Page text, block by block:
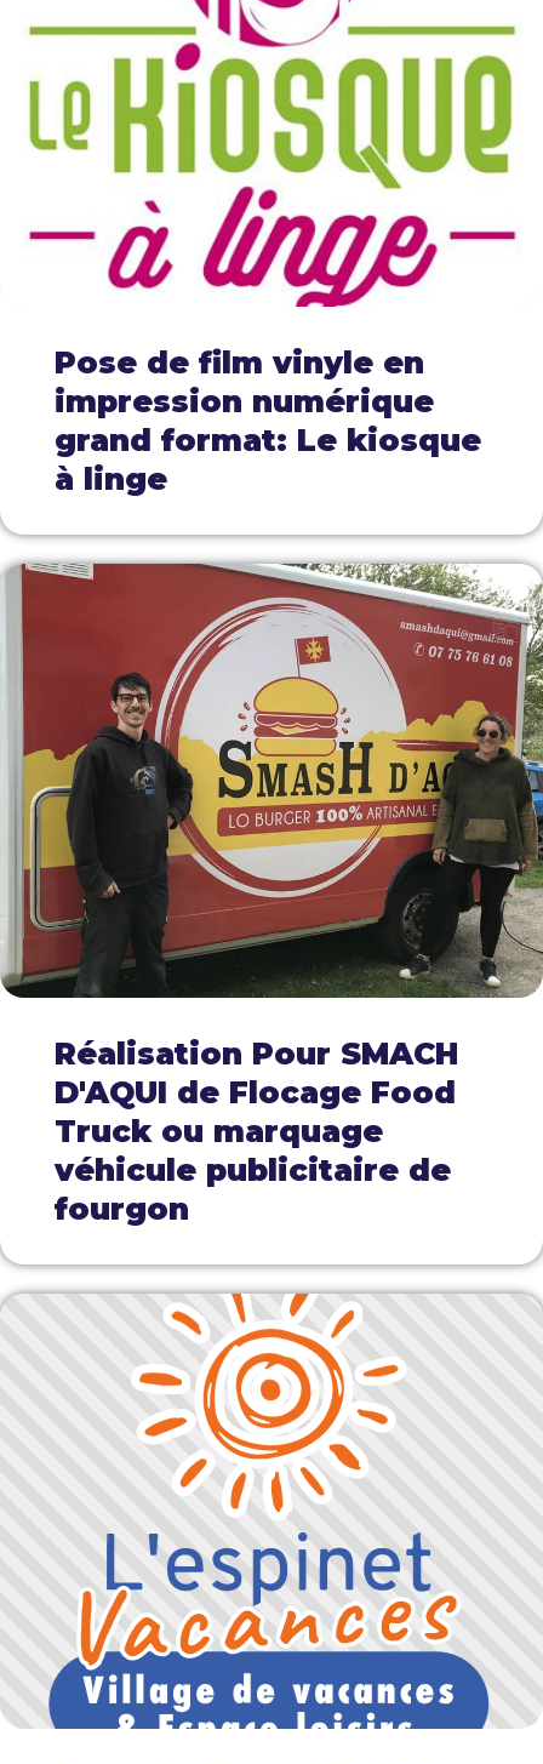
Pose de film vinyle en
impression numérique
grand format: Le kiosque
à linge
Réalisation Pour SMACH
D'AQUI de Flocage Food
Truck ou marquage
véhicule publicitaire de
fourgon